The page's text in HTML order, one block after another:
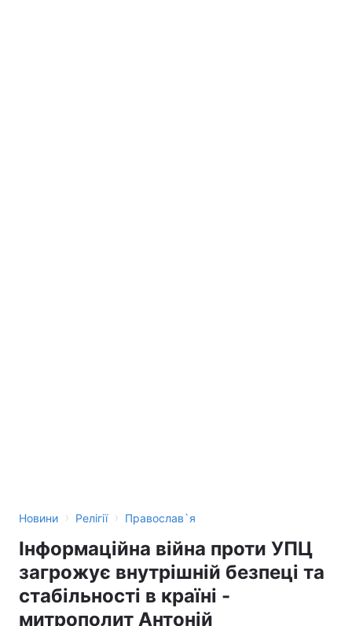
Новини › Релігії › Православ`я
Інформаційна війна проти УПЦ
загрожує внутрішній безпеці та
стабільності в країні -
митрополит Антоній